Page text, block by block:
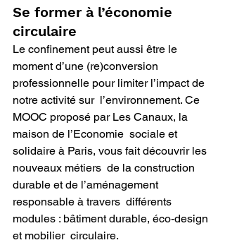
Se former à l’économie
circulaire
Le confinement peut aussi être le
moment d’une (re)conversion
professionnelle pour limiter l’impact de
notre activité sur  l’environnement. Ce
MOOC proposé par Les Canaux, la
maison de l’Economie  sociale et
solidaire à Paris, vous fait découvrir les
nouveaux métiers  de la construction
durable et de l’aménagement
responsable à travers  différents
modules : bâtiment durable, éco-design
et mobilier  circulaire.